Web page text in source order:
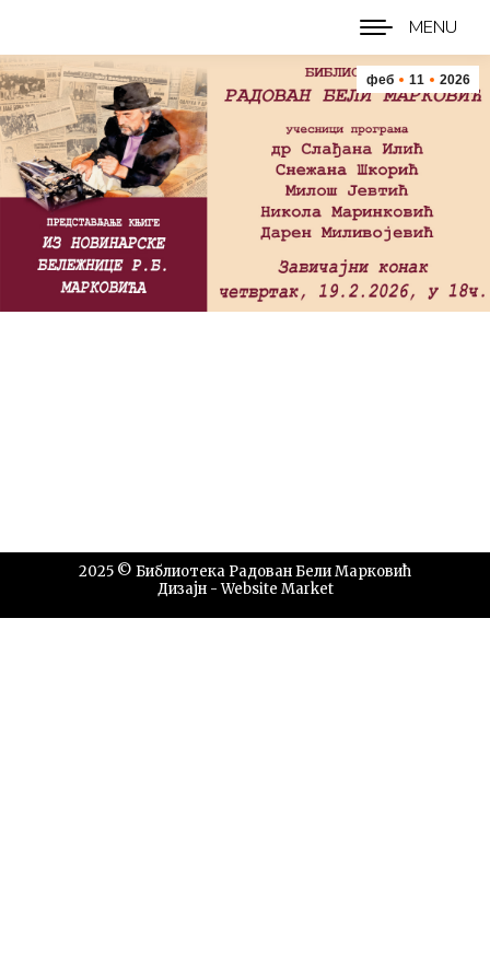
MENU
феб 11 2026
2025 © Библиотека Радован Бели Марковић
Дизајн -Website Market